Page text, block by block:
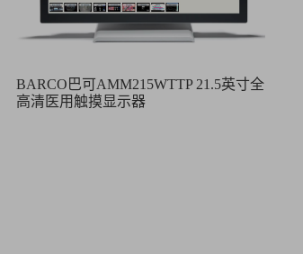
BARCO巴可AMM215WTTP 21.5英寸全
高清医用触摸显示器